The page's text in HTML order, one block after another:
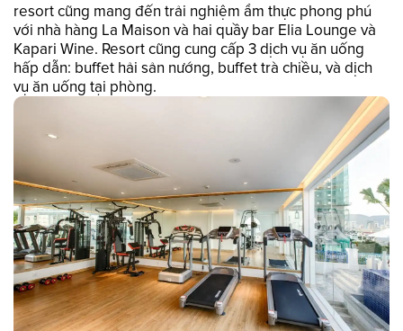
resort cũng mang đến trải nghiệm ẩm thực phong phú
với nhà hàng La Maison và hai quầy bar Elia Lounge và
Kapari Wine. Resort cũng cung cấp 3 dịch vụ ăn uống
hấp dẫn: buffet hải sản nướng, buffet trà chiều, và dịch
vụ ăn uống tại phòng.